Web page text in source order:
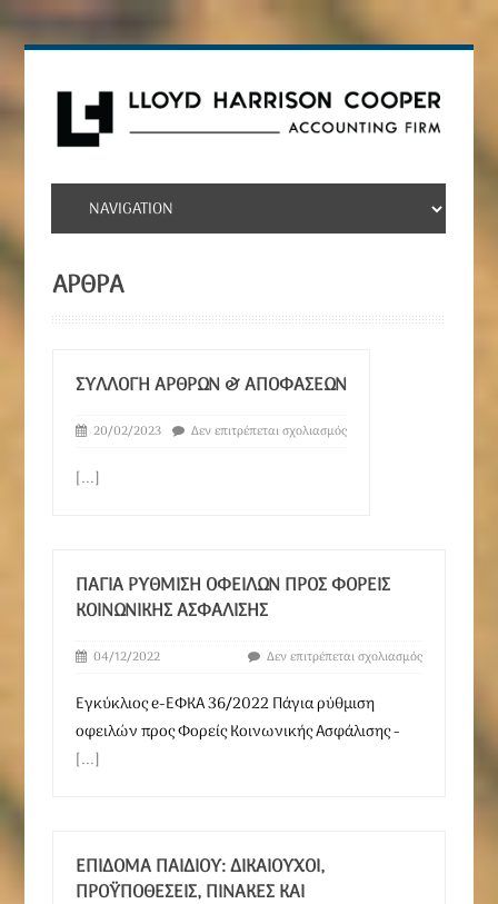
ΑΡΘΡΑ
ΣΥΛΛΟΓΉ ΑΡΘΡΩΝ & ΑΠΟΦΆΣΕΩΝ
20/02/2023 Δεν επιτρέπεται σχολιασμός
[...]
ΠΆΓΙΑ ΡΎΘΜΙΣΗ ΟΦΕΙΛΏΝ ΠΡΟΣ ΦΟΡΕΊΣ
ΚΟΙΝΩΝΙΚΉΣ ΑΣΦΆΛΙΣΗΣ
04/12/2022 Δεν επιτρέπεται σχολιασμός
Εγκύκλιος e-ΕΦΚΑ 36/2022 Πάγια ρύθμιση
οφειλών προς Φορείς Κοινωνικής Ασφάλισης -
[...]
ΕΠΊΔΟΜΑ ΠΑΙΔΙΟΎ: ΔΙΚΑΙΟΎΧΟΙ,
ΠΡΟΫΠΟΘΈΣΕΙΣ, ΠΊΝΑΚΕΣ ΚΑΙ